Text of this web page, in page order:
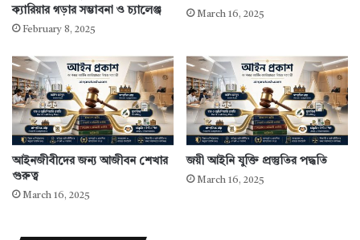
ক্যারিয়ার গড়ার সম্ভাবনা ও চ্যালেঞ্জ
February 8, 2025
March 16, 2025
আইনজীবীদের জন্য আজীবন শেখার
গুরুত্ব
March 16, 2025
জয়ী আইনি যুক্তি প্রস্তুতির পদ্ধতি
March 16, 2025